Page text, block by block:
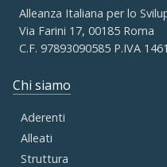
Alleanza Italiana per lo
Via Farini 17, 00185 Roma
C.F. 97893090585 P.IVA
Chi siamo
Aderenti
Alleati
Struttura